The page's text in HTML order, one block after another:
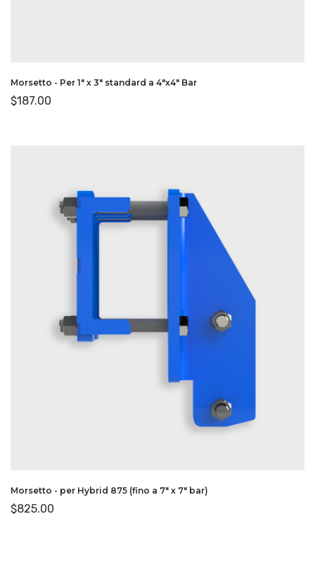
Morsetto - Per 1″ x 3″ standard a 4″x4″ Bar
$187.00
Morsetto - per Hybrid 875 (fino a 7″ x 7″ bar)
$825.00